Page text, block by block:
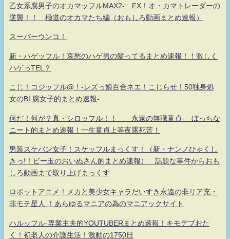
乙女系腐男子のオカマッフルMAX2- FX！オ・カマトレーダーの
逆襲！！ 極道のオカマたち編（おもしろ動画まとめ速報）
スーパーウンコ！
新・ハゲッフル！哀愁のハゲ男の髪ってるまとめ速報！！激しく
ハゲっTEL？
こじ！コジッフル@！-レズっ娘百合ネエ！こじらせ！50独身処
女のBL腐女子的まとめ速報-
何だ！何が？真・シロッフル！！ 永遠の無職童貞- ぼっちな
ニート的まとめ速報！一生童貞上等夜露死苦！
男装スケバン女子！スケッフルまっくす！（新・ナンノひゃくし
きっ!！ビー玉のおいぬさん的まとめ速報） 話題な事件からおも
しろ動画まで取り上げまっくす
ロボットアニメ！メカと美少女キャラだいすき永遠の非リア充・
非モテ星人 ！あらゆるマニアの為のマニアックサイト
ハルッフル-専業主夫的YOUTUBERまとめ速報！キモデブおた
く！初老人の介護生活！激動の1750日